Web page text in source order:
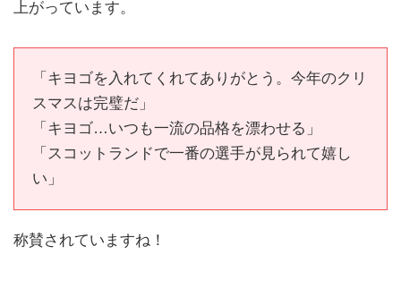
上がっています。
「キヨゴを入れてくれてありがとう。今年のクリ
スマスは完璧だ」
「キヨゴ…いつも一流の品格を漂わせる」
「スコットランドで一番の選手が見られて嬉し
い」
称賛されていますね！